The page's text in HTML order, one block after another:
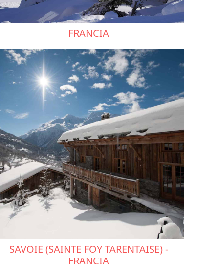
FRANCIA
SAVOIE (SAINTE FOY TARENTAISE) -
FRANCIA